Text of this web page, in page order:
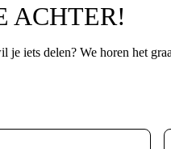
ACHTER!
iets delen? We horen het